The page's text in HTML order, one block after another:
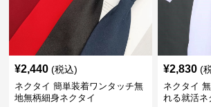
¥2,440 (税込)
ネクタイ 簡単装着ワンタッチ無
地無柄細身ネクタイ
¥2,830 (
ネクタイ
れる就活ネ